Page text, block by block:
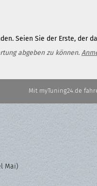
Seien Sie der Erste, der
abgeben zu können.
Mit myTuning24.de
Mai)